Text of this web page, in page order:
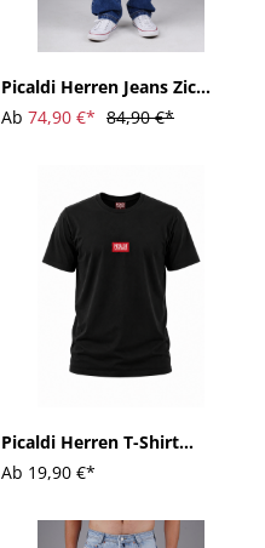
Picaldi Herren Jeans Zicco
473 Dakota midnight
indigo blue
Ab 74,90 €* 84,90 €*
Picaldi Herren T-Shirt
Originals black
Ab 19,90 €*